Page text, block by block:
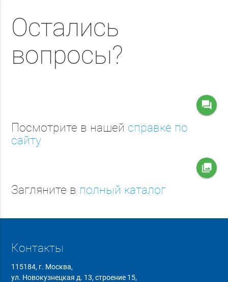
Остались
вопросы?
question_answer
Посмотрите в нашей справке по
сайту
collections
Загляните в полный каталог
Контакты
115184, г. Москва,
ул. Новокузнецкая д. 13, строение 15,